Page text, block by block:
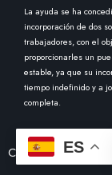
La ayuda se ha
incorporación de dos
trabajadores, con el
proporcionarles un
estable, ya que su
tiempo indefinido y a
completa.
Copyright © 2024
ES